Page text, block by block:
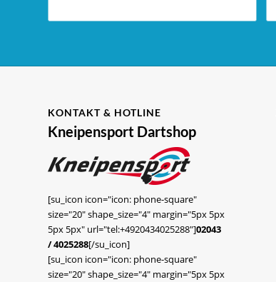
KONTAKT & HOTLINE
Kneipensport Dartshop
[su_icon icon="icon: phone-square"
size="20" shape_size="4" margin="5px 5px
5px 5px" url="tel:+4920434025288"]02043
/ 4025288[/su_icon]
[su_icon icon="icon: phone-square"
size="20" shape_size="4" margin="5px 5px